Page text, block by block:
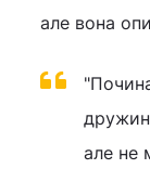
але вона
але не